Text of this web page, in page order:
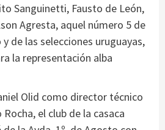
Sanguinetti, Fausto de León,
Agresta, aquel número 5 de
de las selecciones uruguayas,
la representación alba
Olid como director técnico
el club de la casaca